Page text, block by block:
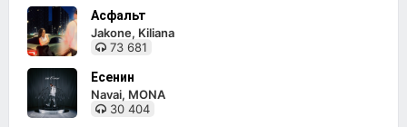
Асфальт
Jakone, Kiliana
73 681
Есенин
Navai, MONA
30 404